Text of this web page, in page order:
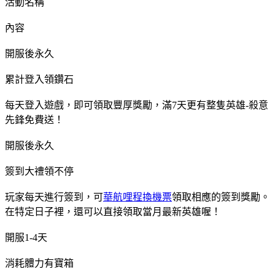
內容
開服後永久
累計登入領鑽石
每天登入遊戲，即可領取豐厚獎勵，滿7天更有整隻英雄-殺意
先鋒免費送！
開服後永久
簽到大禮領不停
玩家每天進行簽到，可華航哩程換機票領取相應的簽到獎勵。
在特定日子裡，還可以直接領取當月最新英雄喔！
開服1-4天
消耗體力有寶箱